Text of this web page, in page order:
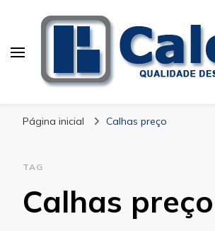
Industriais
Página inicial Calhas preço
TAG
Calhas preço